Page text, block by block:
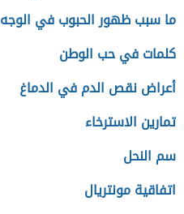
ما سبب ظهور الحبوب في الوجه
كلمات في حب الوطن
أعراض نقص الدم في الدماغ
تمارين الاسترخاء
سم النحل
اتفاقية مونتريال